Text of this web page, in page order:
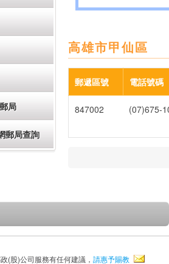
局
郵局查詢
高雄市甲仙區
郵遞區號 電話號碼
847002 (07)675-
(股)公司服務有任何建議， 請惠予賜教